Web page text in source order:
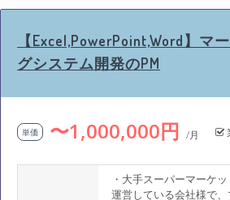
【Excel,PowerPoint,Word】マ
グシステム開発のPM
単価 〜1,000,000円 /月
・大手スーパーマーケ
運営している会社様で